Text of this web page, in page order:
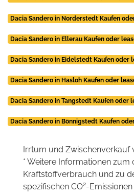
Dacia Sandero in Norderstedt Kaufen
Dacia Sandero in Ellerau Kaufen oder
Dacia Sandero in Eidelstedt Kaufen oder
Dacia Sandero in Hasloh Kaufen oder
Dacia Sandero in Tangstedt Kaufen oder
Dacia Sandero in Bönnigstedt Kaufen
Irrtum und Zwischenverkauf
* Weitere Informationen zum
Kraftstoffverbrauch und zu
spezifischen CO2-